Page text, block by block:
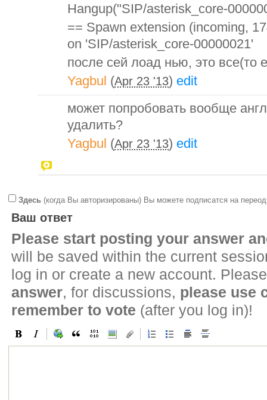
Hangup("SIP/asterisk_core-
== Spawn extension (incoming,
on 'SIP/asterisk_core-00000021'
после сей лоад нью, это все(то
Yagbul (Apr 23 '13) edit
может попробовать вообще
удалить?
Yagbul (Apr 23 '13) edit
Здесь (когда Вы авторизированы) Вы можете подписатся на
Ваш ответ
Please start posting your answer
will be saved within the current
log in or create a new account.
answer, for discussions, please use
remember to vote (after you log in)!